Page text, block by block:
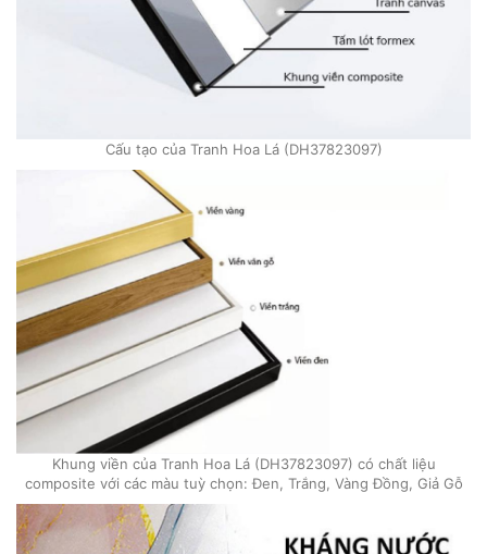
Cấu tạo của Tranh Hoa Lá (DH37823097)
Khung viền của Tranh Hoa Lá (DH37823097) có chất liệu
composite với các màu tuỳ chọn: Đen, Trắng, Vàng Đồng, Giả Gỗ